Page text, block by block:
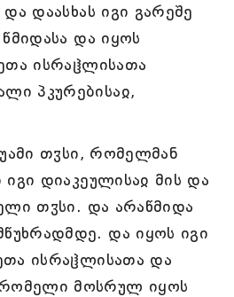
დაასხას იგი გარეშე
და იყოს
ისრაჱლისათა
პკურებისაჲ,
თჳსი, რომელმან
დიაკეულისაჲ მის და
თჳსი. და არაწმიდა
და იყოს იგი
ისრაჱლისათა და
მოსრულ იყოს